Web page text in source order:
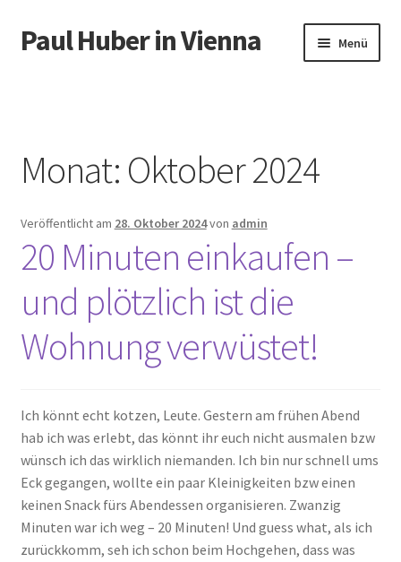
Zur
Navigation
Zum
Inhalt
Paul Huber in Vienna Menü
Monat: Oktober 2024
Veröffentlicht am 28. Oktober 2024von admin
20 Minuten einkaufen –
und plötzlich ist die
Wohnung verwüstet!
Ich könnt echt kotzen, Leute. Gestern am frühen Abend
hab ich was erlebt, das könnt ihr euch nicht ausmalen bzw
wünsch ich das wirklich niemanden. Ich bin nur schnell ums
Eck gegangen, wollte ein paar Kleinigkeiten bzw einen
keinen Snack fürs Abendessen organisieren. Zwanzig
Minuten war ich weg – 20 Minuten! Und guess what, als ich
zurückkomm, seh ich schon beim Hochgehen, dass was